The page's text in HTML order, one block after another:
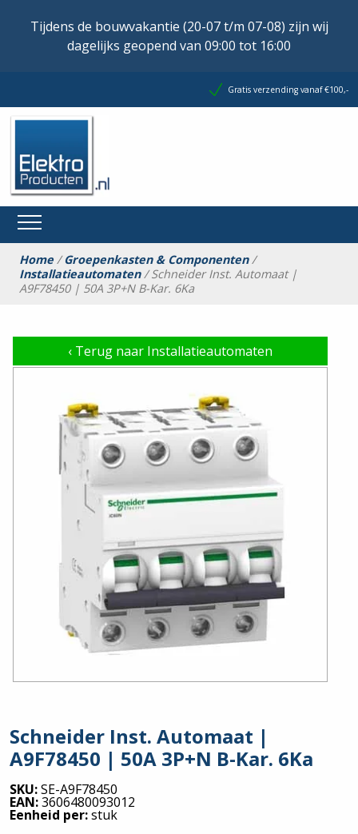
Tijdens de bouwvakantie (20-07 t/m 07-08) zijn wij
dagelijks geopend van 09:00 tot 16:00
Gratis verzending vanaf €100,-
Home/Groepenkasten & Componenten/
Installatieautomaten/ Schneider Inst. Automaat |
A9F78450 | 50A 3P+N B-Kar. 6Ka
‹ Terug naar Installatieautomaten
Schneider Inst. Automaat |
A9F78450 | 50A 3P+N B-Kar. 6Ka
SKU:SE-A9F78450
EAN:3606480093012
Eenheid per:stuk